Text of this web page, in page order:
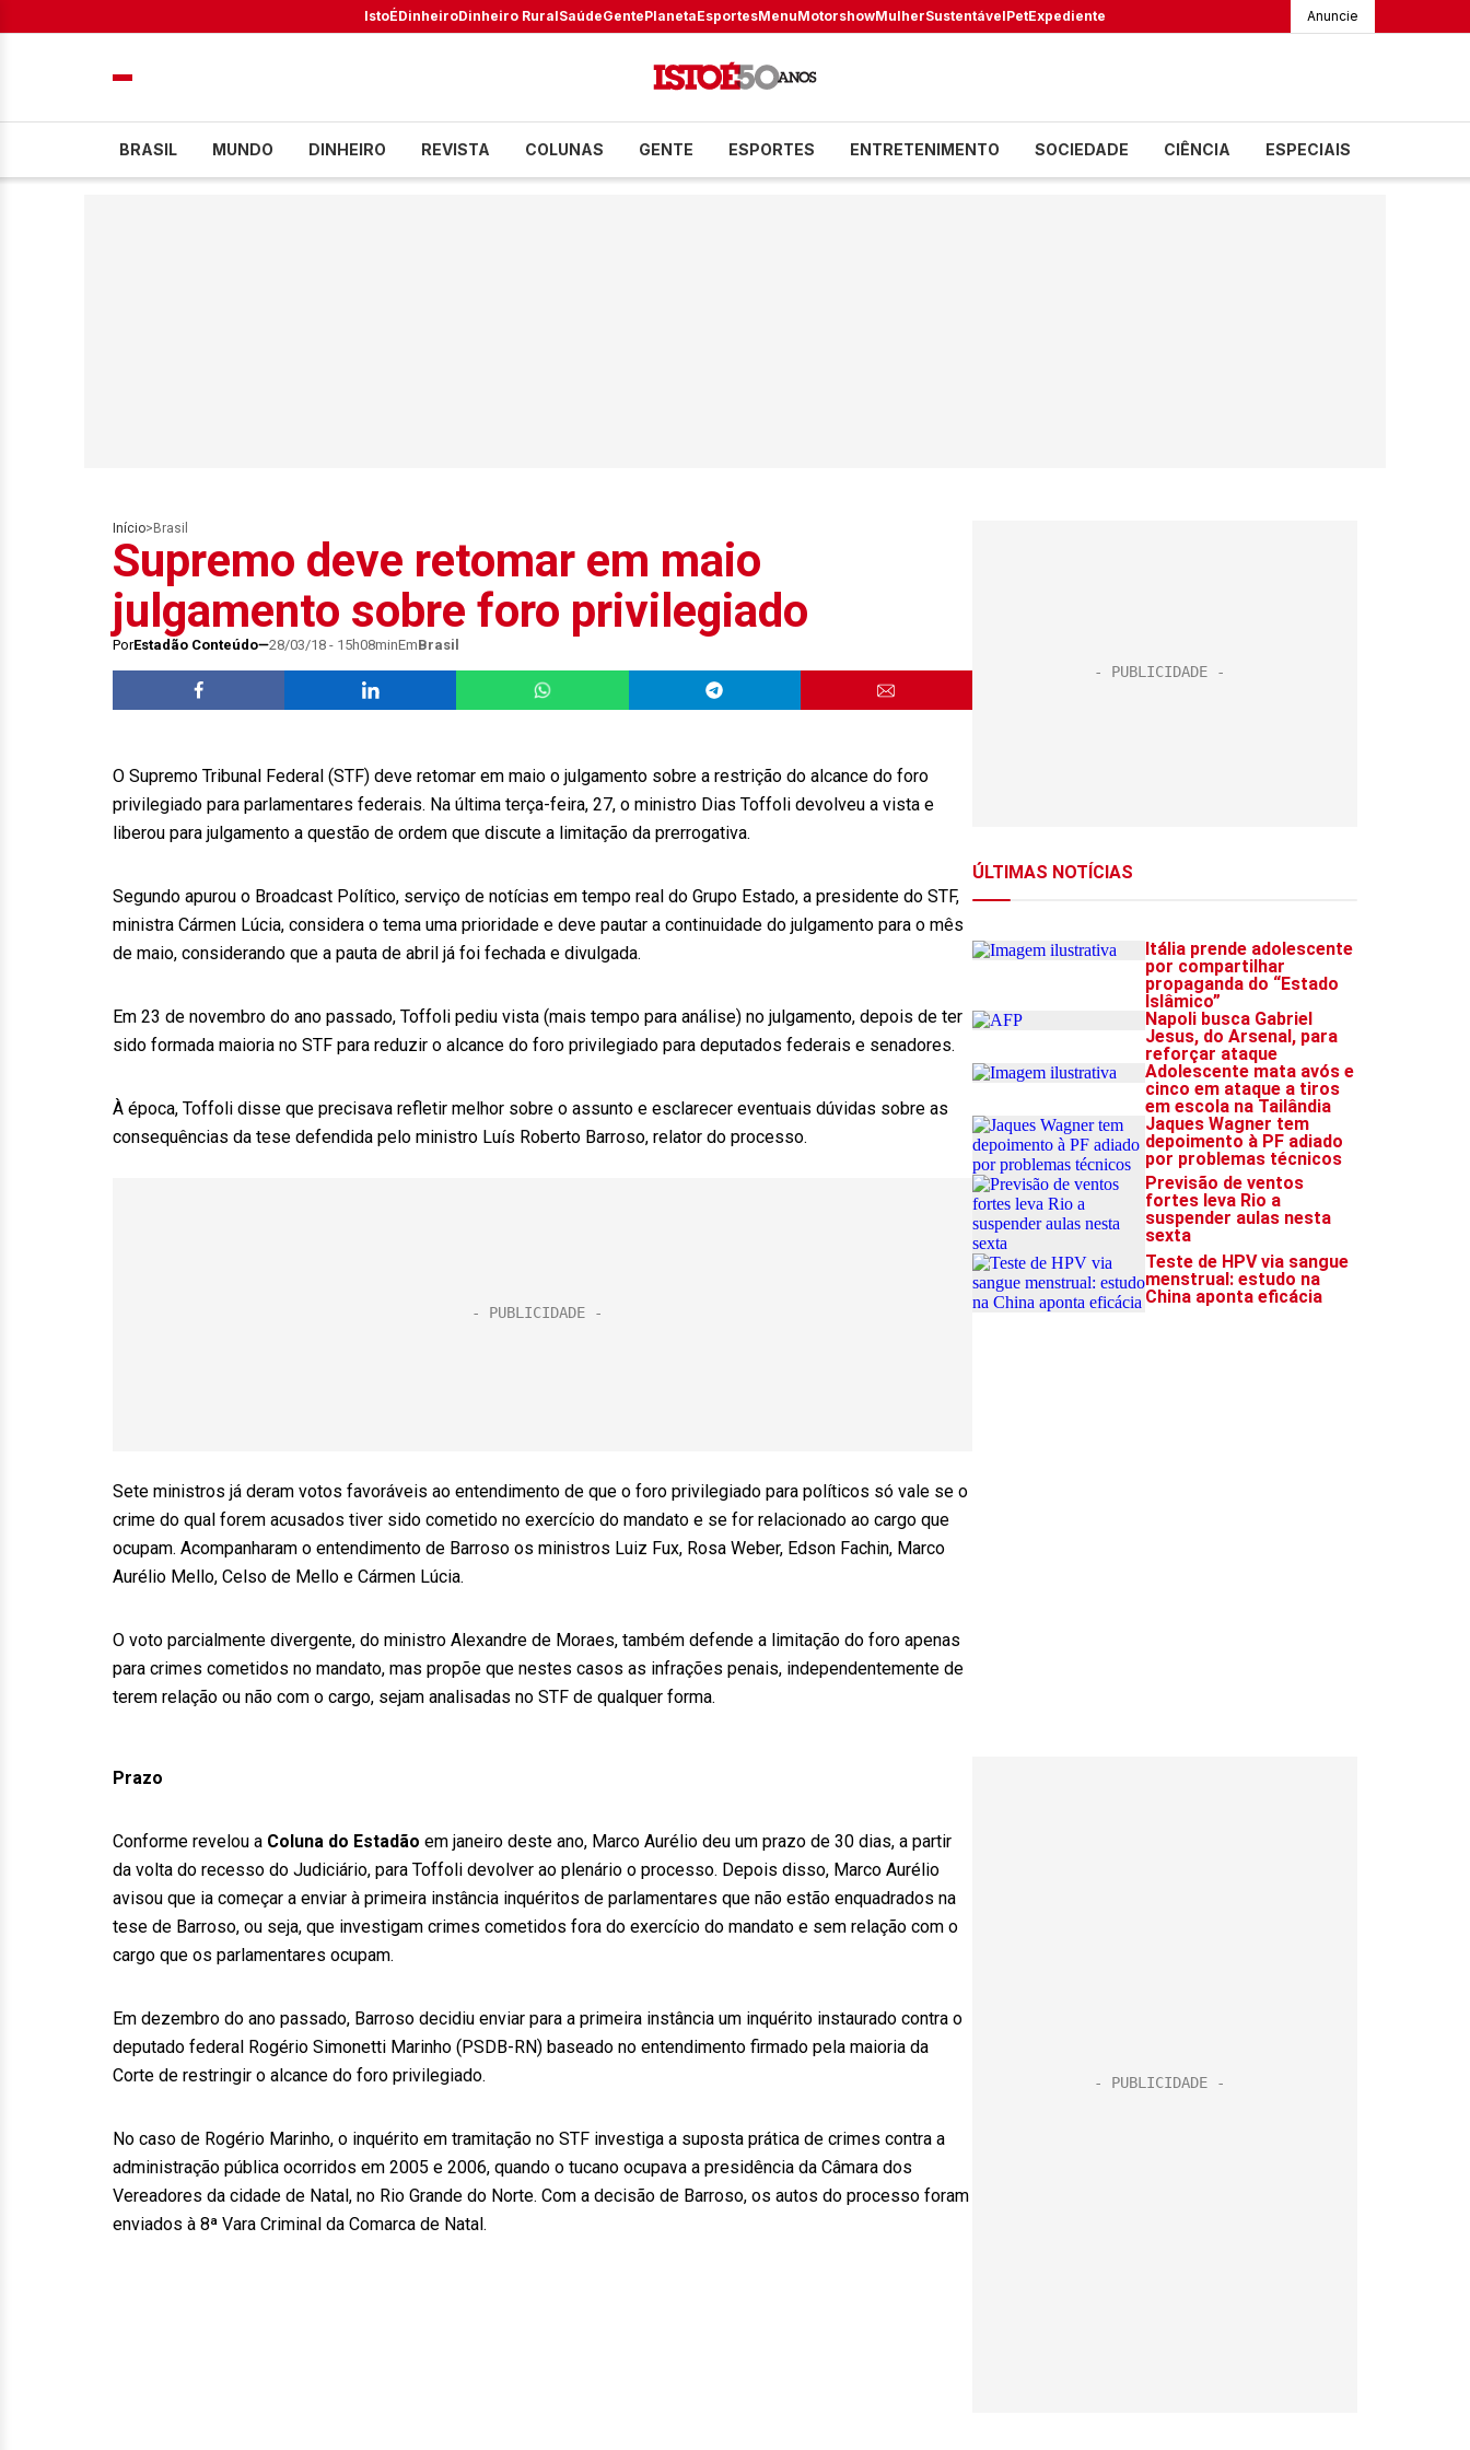
IstoÉDinheiroDinheiro RuralSaúdeGentePlanetaEsportesMenuMotorshowMulherSustentávelPetExpediente Anuncie
BRASIL MUNDO DINHEIRO REVISTA COLUNAS GENTE ESPORTES ENTRETENIMENTO SOCIEDADE CIÊNCIA ESPECIAIS
Início> Brasil
Supremo deve retomar em maio
julgamento sobre foro privilegiado
PorEstadão Conteúdo 28/03/18 - 15h08minEmBrasil
O Supremo Tribunal Federal (STF) deve retomar em maio o julgamento sobre a restrição do alcance do foro
privilegiado para parlamentares federais. Na última terça-feira, 27, o ministro Dias Toffoli devolveu a vista e
liberou para julgamento a questão de ordem que discute a limitação da prerrogativa.
Segundo apurou o Broadcast Político, serviço de notícias em tempo real do Grupo Estado, a presidente do STF,
ministra Cármen Lúcia, considera o tema uma prioridade e deve pautar a continuidade do julgamento para o mês
de maio, considerando que a pauta de abril já foi fechada e divulgada.
Em 23 de novembro do ano passado, Toffoli pediu vista (mais tempo para análise) no julgamento, depois de ter
sido formada maioria no STF para reduzir o alcance do foro privilegiado para deputados federais e senadores.
À época, Toffoli disse que precisava refletir melhor sobre o assunto e esclarecer eventuais dúvidas sobre as
consequências da tese defendida pelo ministro Luís Roberto Barroso, relator do processo.
Sete ministros já deram votos favoráveis ao entendimento de que o foro privilegiado para políticos só vale se o
crime do qual forem acusados tiver sido cometido no exercício do mandato e se for relacionado ao cargo que
ocupam. Acompanharam o entendimento de Barroso os ministros Luiz Fux, Rosa Weber, Edson Fachin, Marco
Aurélio Mello, Celso de Mello e Cármen Lúcia.
O voto parcialmente divergente, do ministro Alexandre de Moraes, também defende a limitação do foro apenas
para crimes cometidos no mandato, mas propõe que nestes casos as infrações penais, independentemente de
terem relação ou não com o cargo, sejam analisadas no STF de qualquer forma.
Prazo
Conforme revelou a Coluna do Estadão em janeiro deste ano, Marco Aurélio deu um prazo de 30 dias, a partir
da volta do recesso do Judiciário, para Toffoli devolver ao plenário o processo. Depois disso, Marco Aurélio
avisou que ia começar a enviar à primeira instância inquéritos de parlamentares que não estão enquadrados na
tese de Barroso, ou seja, que investigam crimes cometidos fora do exercício do mandato e sem relação com o
cargo que os parlamentares ocupam.
Em dezembro do ano passado, Barroso decidiu enviar para a primeira instância um inquérito instaurado contra o
deputado federal Rogério Simonetti Marinho (PSDB-RN) baseado no entendimento firmado pela maioria da
Corte de restringir o alcance do foro privilegiado.
No caso de Rogério Marinho, o inquérito em tramitação no STF investiga a suposta prática de crimes contra a
administração pública ocorridos em 2005 e 2006, quando o tucano ocupava a presidência da Câmara dos
Vereadores da cidade de Natal, no Rio Grande do Norte. Com a decisão de Barroso, os autos do processo foram
enviados à 8ª Vara Criminal da Comarca de Natal.